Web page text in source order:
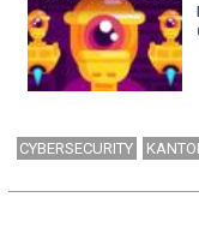
CYBERSECURITY